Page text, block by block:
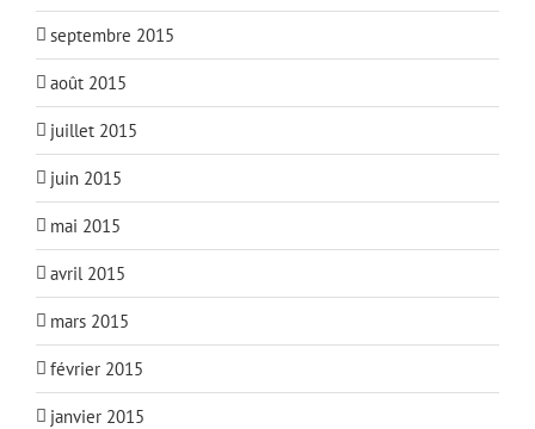
septembre 2015
août 2015
juillet 2015
juin 2015
mai 2015
avril 2015
mars 2015
février 2015
janvier 2015